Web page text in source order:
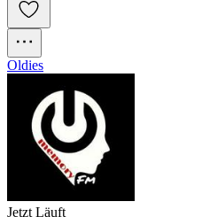
Oldies
Jetzt Läuft